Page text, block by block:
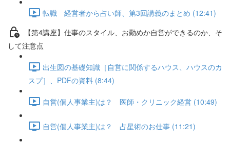
転職 経営者から占い師、第3回講義のまとめ (12:41)
【第4講座】仕事のスタイル、お勤めか自営ができるのか、そ
して注意点
出生図の基礎知識［自営に関係するハウス、ハウスのカ
スプ］、PDFの資料 (8:44)
自営(個人事業主)は？ 医師・クリニック経営 (10:49)
自営(個人事業主)は？ 占星術のお仕事 (11:21)